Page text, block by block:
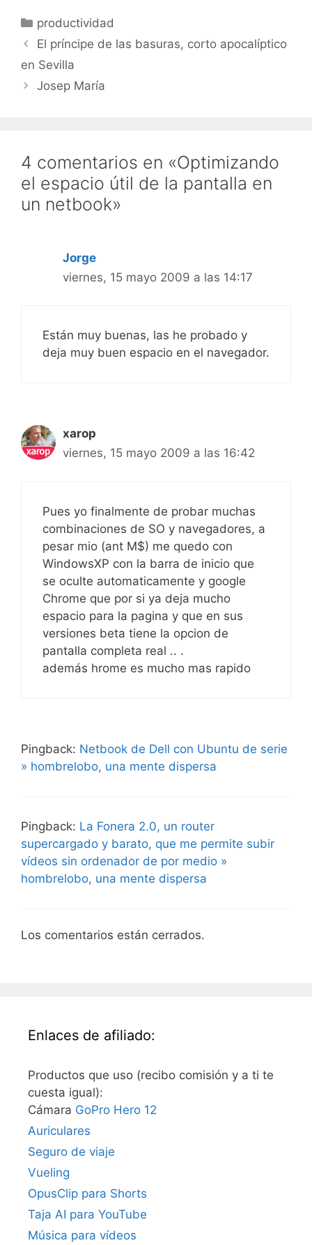
Ubuntu, ha salido
Ubuntu Satanic edition,
cambia el fondo de
escritorio, la pantalla de
Categorías
productividad
El príncipe de las basuras, corto apocalíptico
en Sevilla
Josep María
4 comentarios en «Optimizando
el espacio útil de la pantalla en
un netbook»
Jorge
viernes, 15 mayo 2009 a las 14:17
Están muy buenas, las he probado y
deja muy buen espacio en el navegador.
xarop
viernes, 15 mayo 2009 a las 16:42
Pues yo finalmente de probar muchas
combinaciones de SO y navegadores, a
pesar mio (ant M$) me quedo con
WindowsXP con la barra de inicio que
se oculte automaticamente y google
Chrome que por si ya deja mucho
espacio para la pagina y que en sus
versiones beta tiene la opcion de
pantalla completa real .. .
además hrome es mucho mas rapido
Pingback: Netbook de Dell con Ubuntu de serie
» hombrelobo, una mente dispersa
Pingback: La Fonera 2.0, un router
supercargado y barato, que me permite subir
vídeos sin ordenador de por medio »
hombrelobo, una mente dispersa
Los comentarios están cerrados.
Enlaces de afiliado:
Productos que uso (recibo comisión y a ti te
cuesta igual):
Cámara GoPro Hero 12
Auriculares
Seguro de viaje
Vueling
OpusClip para Shorts
Taja AI para YouTube
Música para vídeos